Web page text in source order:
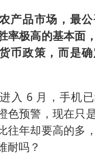
白海豚在海
产品市场，最
率极高的基本面
币政策，而是
入 6 月，手机
色预警，现在只
往年却要高的多
耐吗？